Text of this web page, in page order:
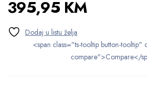
395,95 KM
<span class="ts-tooltip button-tooltip"
compare">Compare</